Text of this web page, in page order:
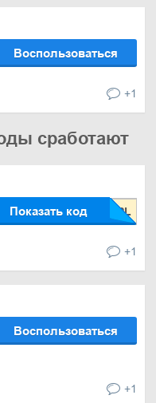
Воспользоваться
+1
сработают
Показать код
+1
Воспользоваться
+1